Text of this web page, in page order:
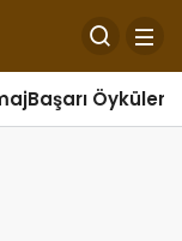
Başarı Öyküleri